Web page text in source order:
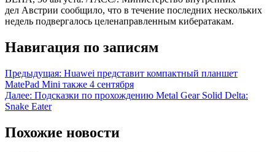
дел Австрии сообщило, что в течение последних нескольких
недель подвергалось целенаправленным кибератакам.
Навигация по записям
Предыдущая: Huawei представит компактный планшет
MatePad Mini также 4 сентября
Далее: Подсказки по прохождению Metal Gear Solid Delta:
Snake Eater
Похожие новости